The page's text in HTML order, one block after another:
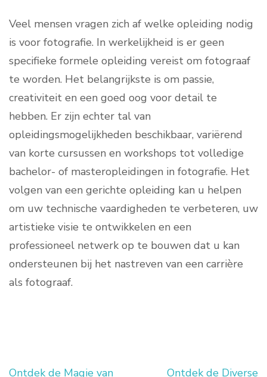
Veel mensen vragen zich af welke opleiding nodig
is voor fotografie. In werkelijkheid is er geen
specifieke formele opleiding vereist om fotograaf
te worden. Het belangrijkste is om passie,
creativiteit en een goed oog voor detail te
hebben. Er zijn echter tal van
opleidingsmogelijkheden beschikbaar, variërend
van korte cursussen en workshops tot volledige
bachelor- of masteropleidingen in fotografie. Het
volgen van een gerichte opleiding kan u helpen
om uw technische vaardigheden te verbeteren, uw
artistieke visie te ontwikkelen en een
professioneel netwerk op te bouwen dat u kan
ondersteunen bij het nastreven van een carrière
als fotograaf.
Ontdek de Magie van Ontdek de Diverse